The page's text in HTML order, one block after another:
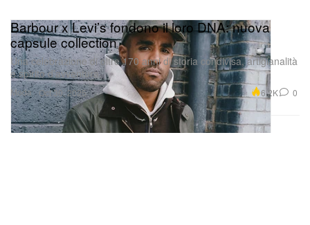
Moda
Barbour x Levi’s fondono il loro DNA: nuova
capsule collection
Una celebrazione di oltre 170 anni di storia condivisa, artigianalità
e spirito d’avventura.
Oct 30, 2025 6.2K 0